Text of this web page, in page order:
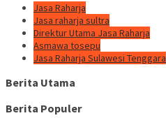
Jasa Raharja
Jasa raharja sultra
Direktur Utama Jasa Raharja
Asmawa tosepu
Jasa Raharja Sulawesi Tenggara
Berita Utama
Berita Populer